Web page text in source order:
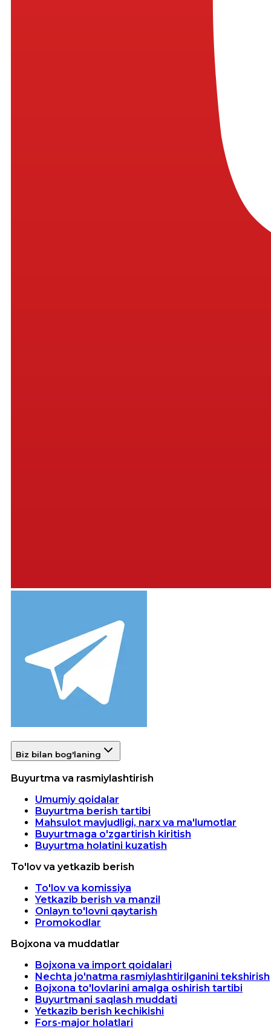
Biz bilan bog'laning
Buyurtma va rasmiylashtirish
Umumiy qoidalar
Buyurtma berish tartibi
Mahsulot mavjudligi, narx va ma'lumotlar
Buyurtmaga o'zgartirish kiritish
Buyurtma holatini kuzatish
To'lov va yetkazib berish
To'lov va komissiya
Yetkazib berish va manzil
Onlayn to'lovni qaytarish
Promokodlar
Bojxona va muddatlar
Bojxona va import qoidalari
Nechta jo'natma rasmiylashtirilganini tekshirish
Bojxona to'lovlarini amalga oshirish tartibi
Buyurtmani saqlash muddati
Yetkazib berish kechikishi
Fors-major holatlari